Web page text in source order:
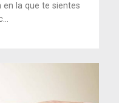
la que te sientes